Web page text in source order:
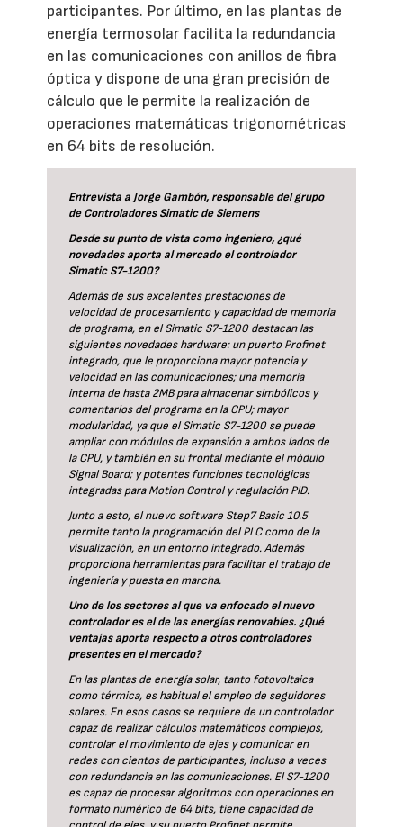
participantes. Por último, en las plantas de
energía termosolar facilita la redundancia
en las comunicaciones con anillos de fibra
óptica y dispone de una gran precisión de
cálculo que le permite la realización de
operaciones matemáticas trigonométricas
en 64 bits de resolución.
Entrevista a Jorge Gambón, responsable del grupo
de Controladores Simatic de Siemens
Desde su punto de vista como ingeniero, ¿qué
novedades aporta al mercado el controlador
Simatic S7-1200?
Además de sus excelentes prestaciones de
velocidad de procesamiento y capacidad de memoria
de programa, en el Simatic S7-1200 destacan las
siguientes novedades hardware: un puerto Profinet
integrado, que le proporciona mayor potencia y
velocidad en las comunicaciones; una memoria
interna de hasta 2MB para almacenar simbólicos y
comentarios del programa en la CPU; mayor
modularidad, ya que el Simatic S7-1200 se puede
ampliar con módulos de expansión a ambos lados de
la CPU, y también en su frontal mediante el módulo
Signal Board; y potentes funciones tecnológicas
integradas para Motion Control y regulación PID.
Junto a esto, el nuevo software Step7 Basic 10.5
permite tanto la programación del PLC como de la
visualización, en un entorno integrado. Además
proporciona herramientas para facilitar el trabajo de
ingeniería y puesta en marcha.
Uno de los sectores al que va enfocado el nuevo
controlador es el de las energías renovables. ¿Qué
ventajas aporta respecto a otros controladores
presentes en el mercado?
En las plantas de energía solar, tanto fotovoltaica
como térmica, es habitual el empleo de seguidores
solares. En esos casos se requiere de un controlador
capaz de realizar cálculos matemáticos complejos,
controlar el movimiento de ejes y comunicar en
redes con cientos de participantes, incluso a veces
con redundancia en las comunicaciones. El S7-1200
es capaz de procesar algoritmos con operaciones en
formato numérico de 64 bits, tiene capacidad de